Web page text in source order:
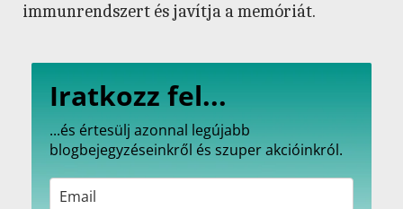
immunrendszert és javítja a memóriát.
Iratkozz fel...
...és értesülj azonnal legújabb
blogbejegyzéseinkről és szuper akcióinkról.